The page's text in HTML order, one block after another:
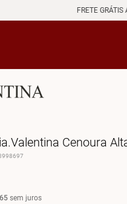
FRETE
Cenoura
65 sem juros